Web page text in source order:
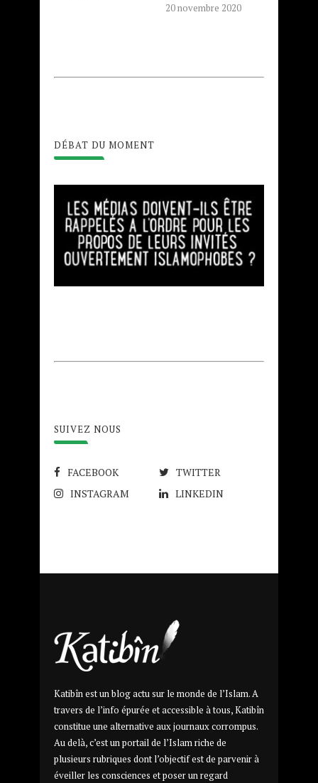
20 novembre 2020
DÉBAT DU MOMENT
SUIVEZ NOUS
FACEBOOK
TWITTER
INSTAGRAM
LINKEDIN
Katibîn est un blog actu sur le monde de l’Islam. A
travers de l’info épurée et accessible à tous, Katibîn
constitue une alternative aux journaux corrompus.
Au delà, c’est un portail de l’Islam riche de
plusieurs rubriques dont l’objectif est de parvenir à
éveiller les consciences et poser un regard